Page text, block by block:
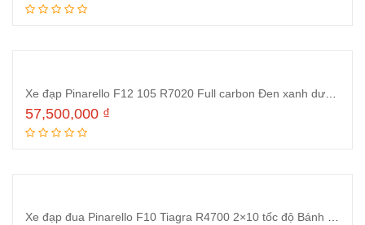
Xe đạp Pinarello F12 105 R7020 Full carbon Đen xanh dương
57,500,000 ₫
Xe đạp đua Pinarello F10 Tiagra R4700 2×10 tốc độ Bánh Ultegra 97%